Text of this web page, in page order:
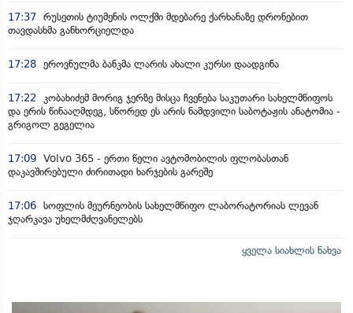
17:37 რუსეთის ტიუმენის ოლქში მდებარე ქარხანაზე დრონებით
თავდასხმა განხორციელდა
17:28 ეროვნულმა ბანკმა ლარის ახალი კურსი დაადგინა
17:22 კობახიძემ მორიგ ჯერზე მისცა ჩვენება საკუთარი სახელმწიფოს
და ერის წინააღმდეგ, სწორედ ეს არის ნამდვილი საბოტაჟის ანატომია -
გრიგოლ გეგელია
17:09 Volvo 365 - ერთი წელი ავტომობილის ფლობასთან
დაკავშირებული ძირითადი ხარჯების გარეშე
17:06 სოფლის მეურნეობის სახელმწიფო ლაბორატორიას ლევან
ჯღარკავა უხელმძღვანელებს
ყველა სიახლის ნახვა